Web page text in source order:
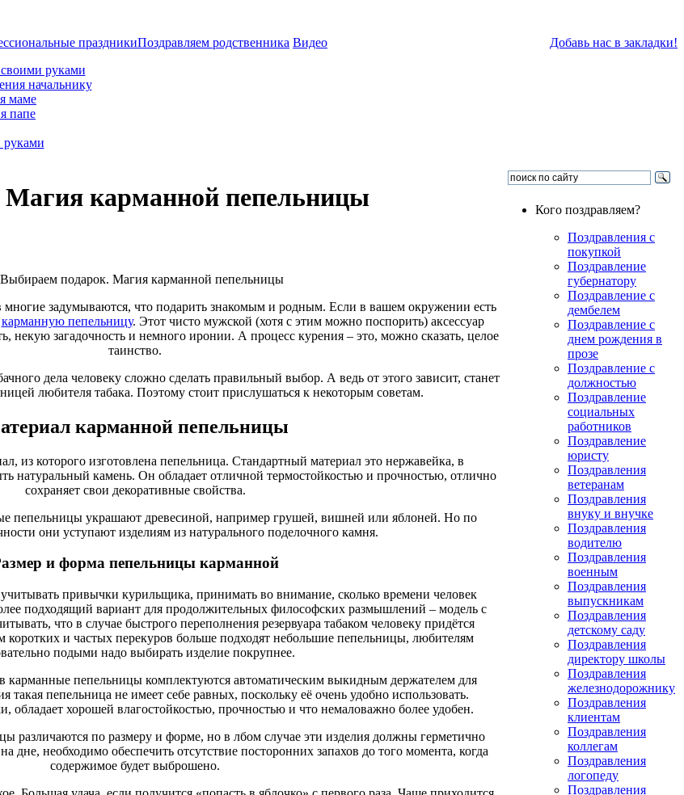
праздникиПоздравляем родственника Видео
руками
начальнику
маме
папе
Добавь нас в закладки!
карманной пепельницы
задумываются, что подарить знакомым и родным. Если в вашем окружении есть
карманную пепельницу. Этот чисто мужской (хотя с этим можно поспорить) аксессуар
некую загадочность и немного иронии. А процесс курения – это, можно сказать, целое
таинство.
дела человеку сложно сделать правильный выбор. А ведь от этого зависит, станет
любителя табака. Поэтому стоит прислушаться к некоторым советам.
карманной пепельницы
из которого изготовлена пепельница. Стандартный материал это нержавейка, в
натуральный камень. Он обладает отличной термостойкостью и прочностью, отлично
сохраняет свои декоративные свойства.
пепельницы украшают древесиной, например грушей, вишней или яблоней. Но по
они уступают изделиям из натурального поделочного камня.
и форма пепельницы карманной
привычки курильщика, принимать во внимание, сколько времени человек
подходящий вариант для продолжительных философских размышлений – модель с
что в случае быстрого переполнения резервуара табаком человеку придётся
и частых перекуров больше подходят небольшие пепельницы, любителям
подыми надо выбирать изделие покрупнее.
карманные пепельницы комплектуются автоматическим выкидным держателем для
такая пепельница не имеет себе равных, поскольку её очень удобно использовать.
обладает хорошей влагостойкостью, прочностью и что немаловажно более удобен.
различаются по размеру и форме, но в лбом случае эти изделия должны герметично
дне, необходимо обеспечить отсутствие посторонних запахов до того момента, когда
содержимое будет выброшено.
Кого поздравляем?
Поздравления с
покупкой
Поздравление
губернатору
Поздравление с
дембелем
Поздравление с
днем рождения в
прозе
Поздравление с
должностью
Поздравление
социальных
работников
Поздравление
юристу
Поздравления
ветеранам
Поздравления
внуку и внучке
Поздравления
водителю
Поздравления
военным
Поздравления
выпускникам
Поздравления
детскому саду
Поздравления
директору школы
Поздравления
железнодорожнику
Поздравления
клиентам
Поздравления
коллегам
Поздравления
логопеду
Поздравления